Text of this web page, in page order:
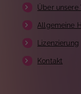
Über unsere
Allgemeine
Lizenzierung
Kontakt